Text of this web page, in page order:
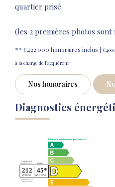
quartier prisé.
(les 2 premières photos
** €422 000 honoraires inclus | €400
à la charge de l'acquéreur
Nos honoraires
Diagnostics